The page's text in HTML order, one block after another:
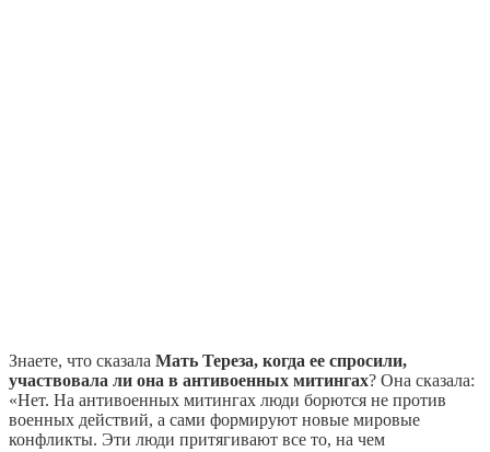
Знаете, что сказала Мать Тереза, когда ее спросили,
участвовала ли она в антивоенных митингах? Она сказала:
«Нет. На антивоенных митингах люди борются не против
военных действий, а сами формируют новые мировые
конфликты. Эти люди притягивают все то, на чем